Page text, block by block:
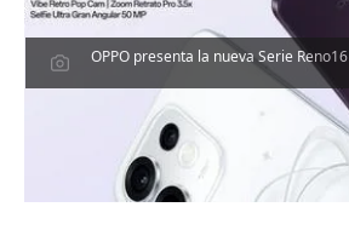
OPPO presenta la nueva Serie Reno16